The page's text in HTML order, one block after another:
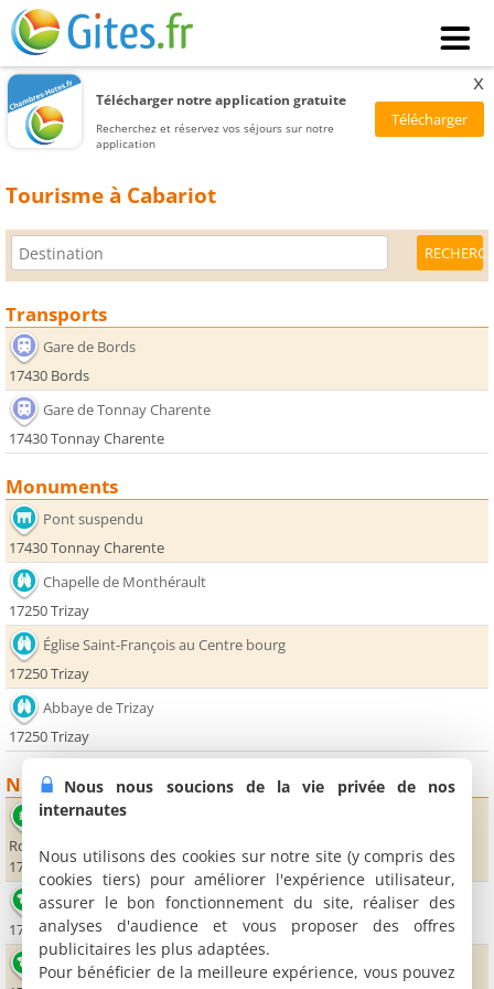
Télécharger notre application gratuite
Recherchez et réservez vos séjours sur notre
application
x
Tourisme à Cabariot
Transports
Gare de Bords
17430 Bords
Gare de Tonnay Charente
17430 Tonnay Charente
Monuments
Pont suspendu
17430 Tonnay Charente
Chapelle de Monthérault
17250 Trizay
Église Saint-François au Centre bourg
17250 Trizay
Abbaye de Trizay
17250 Trizay
Nature
Parc Botanique des Jardins de Compostelle
Route de Saint-Agnant
17250 Trizay
Aire de Loisirs de Cabariot
17430 Cabariot
Lac de Trizay
Nous nous soucions de la vie privée de nos
internautes
Nous utilisons des cookies sur notre site (y compris des
cookies tiers) pour améliorer l'expérience utilisateur,
assurer le bon fonctionnement du site, réaliser des
analyses d'audience et vous proposer des offres
publicitaires les plus adaptées.
Pour bénéficier de la meilleure expérience, vous pouvez